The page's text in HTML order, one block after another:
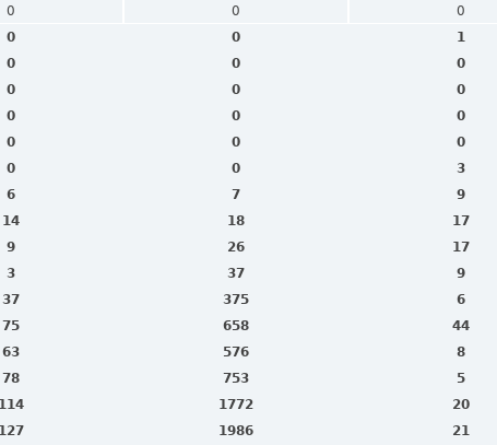
0 0 0
0 0 1
0 0 0
0 0 0
0 0 0
0 0 0
0 0 3
6 7 9
14 18 17
9 26 17
3 37 9
37 375 6
75 658 44
63 576 8
78 753 5
114 1772 20
127 1986 21